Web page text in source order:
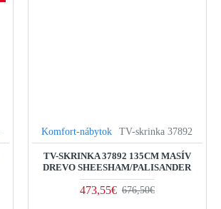
Komfort-nábytok TV-skrinka 37892
TV-SKRINKA 37892 135CM MASÍV
DREVO SHEESHAM/PALISANDER
473,55€ 676,50€